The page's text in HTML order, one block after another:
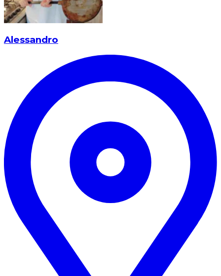
Alessandro